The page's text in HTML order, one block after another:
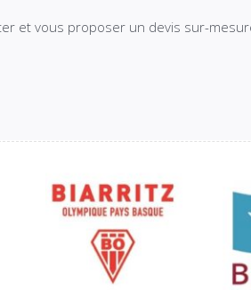
et vous proposer un devis sur-